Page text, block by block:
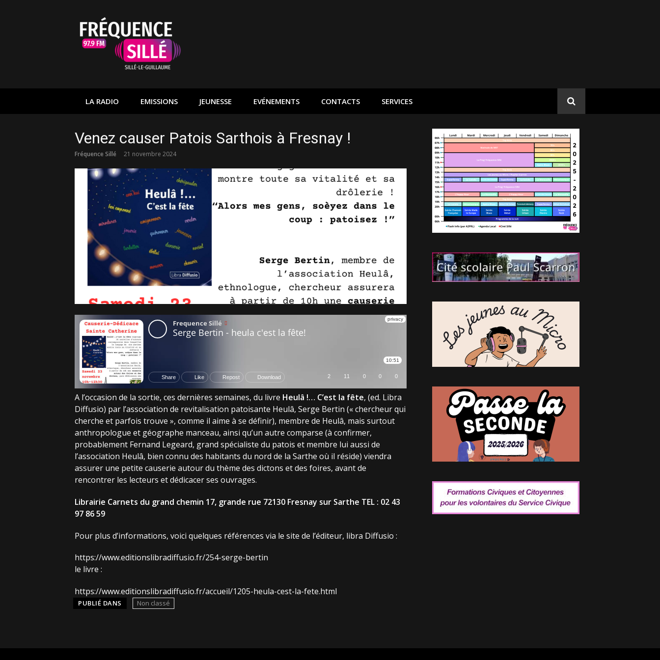
LA RADIO EMISSIONS JEUNESSE EVÉNEMENTS CONTACTS SERVICES
Venez causer Patois Sarthois à Fresnay !
Fréquence Sillé 21 novembre 2024
A l’occasion de la sortie, ces dernières semaines, du livre Heulâ !… C’est la fête, (ed. Libra
Diffusio) par l’association de revitalisation patoisante Heulâ, Serge Bertin (« chercheur qui
cherche et parfois trouve », comme il aime à se définir), membre de Heulâ, mais surtout
anthropologue et géographe manceau, ainsi qu’un autre comparse (à confirmer,
probablement Fernand Legeard, grand spécialiste du patois et membre lui aussi de
l’association Heulâ, bien connu des habitants du nord de la Sarthe où il réside) viendra
assurer une petite causerie autour du thème des dictons et des foires, avant de
rencontrer les lecteurs et dédicacer ses ouvrages.
Librairie Carnets du grand chemin 17, grande rue 72130 Fresnay sur Sarthe TEL : 02 43
97 86 59
Pour plus d’informations, voici quelques références via le site de l’éditeur, libra Diffusio :
https://www.editionslibradiffusio.fr/254-serge-bertin
le livre :
https://www.editionslibradiffusio.fr/accueil/1205-heula-cest-la-fete.html
PUBLIÉ DANS Non classé